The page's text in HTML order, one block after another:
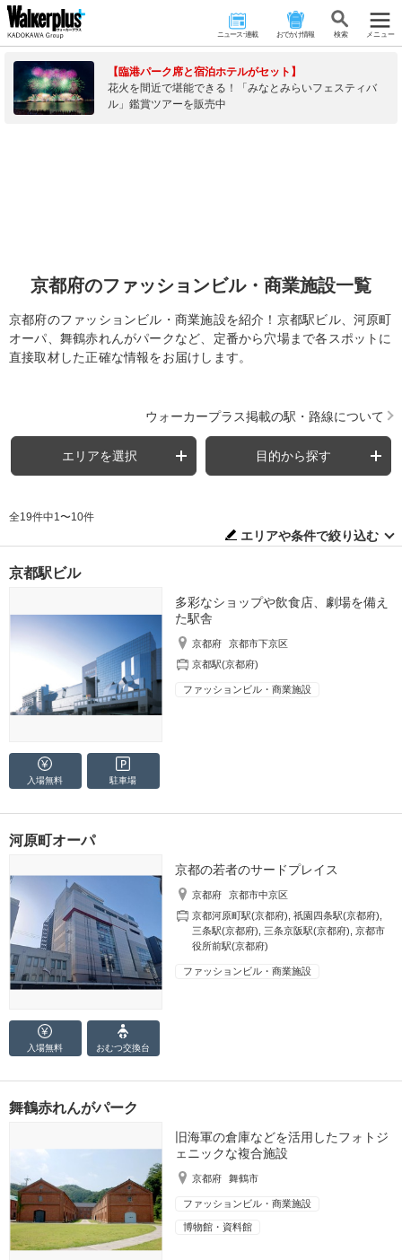
ニュース･連載 おでかけ情報 検 索 メニュー
【臨港パーク席と宿泊ホテルがセット】
花火を間近で堪能できる！「みなとみらいフェスティバ
ル」鑑賞ツアーを販売中
京都府のファッションビル・商業施設一覧
京都府のファッションビル・商業施設を紹介！京都駅ビル、河原町
オーパ、舞鶴赤れんがパークなど、定番から穴場まで各スポットに
直接取材した正確な情報をお届けします。
ウォーカープラス掲載の駅・路線について
エリアを選択 目的から探す
全19件中1〜10件
エリアや条件で絞り込む
京都駅ビル
多彩なショップや飲食店、劇場を備え
た駅舎
京都府
京都市下京区
京都駅(京都府)
ファッションビル・商業施設
入場無料 駐車場
河原町オーパ
京都の若者のサードプレイス
京都府
京都市中京区
京都河原町駅(京都府) ,祇園四条駅(京都府)
三条駅(京都府)
三条京阪駅(京都府) ,京都市
役所前駅(京都府)
ファッションビル・商業施設
入場無料 おむつ交換台
舞鶴赤れんがパーク
旧海軍の倉庫などを活用したフォトジ
ェニックな複合施設
京都府 舞鶴市
ファッションビル・商業施設
博物館・資料館